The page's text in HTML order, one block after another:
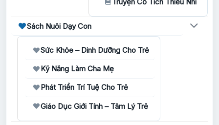
Sách Nuôi Dạy Con
Sức Khỏe – Dinh Dưỡng Cho Trẻ
Kỹ Năng Làm Cha Mẹ
Phát Triển Trí Tuệ Cho Trẻ
Giáo Dục Giới Tính – Tâm Lý Trẻ